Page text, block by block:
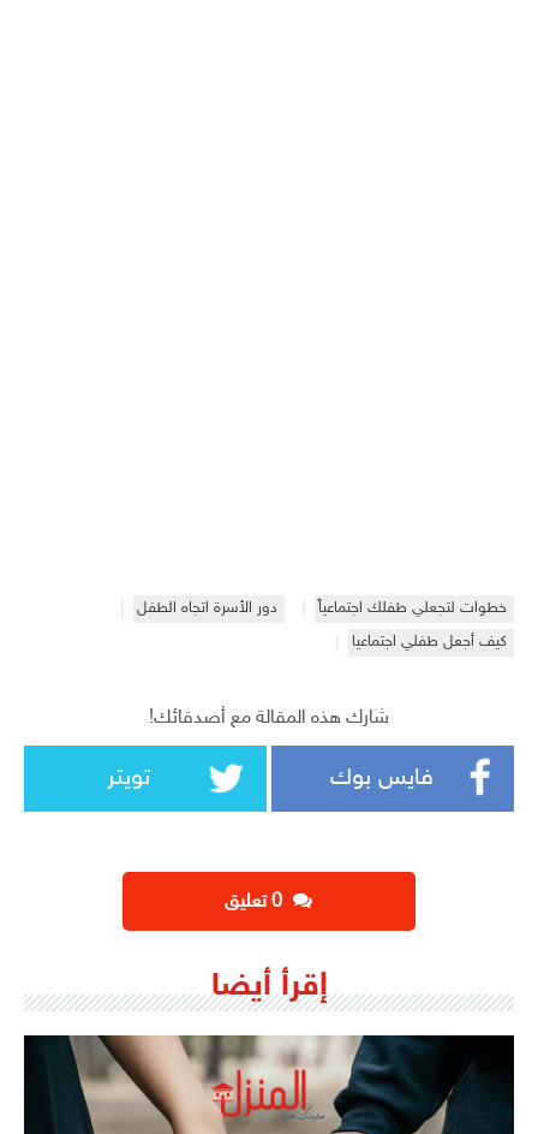
خطوات لتجعلي طفلك اجتماعياً
دور الأسرة اتجاه الطفل
كيف أجعل طفلي اجتماعيا
شارك هذه المقالة مع أصدقائك!
فايس بوك تويتر
إقرأ أيضا